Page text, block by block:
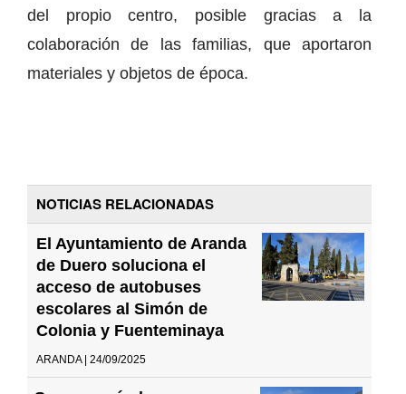
del propio centro, posible gracias a la
colaboración de las familias, que aportaron
materiales y objetos de época.
NOTICIAS RELACIONADAS
El Ayuntamiento de Aranda
de Duero soluciona el
acceso de autobuses
escolares al Simón de
Colonia y Fuenteminaya
ARANDA | 24/09/2025